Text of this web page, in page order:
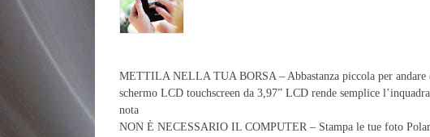
METTILA NELLA TUA BORSA – Abbastanza piccola per
schermo LCD touchscreen da 3,97” LCD rende semplice
nota
NON È NECESSARIO IL COMPUTER – Stampa le tue foto